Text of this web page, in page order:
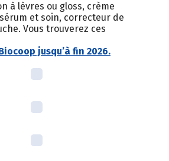
à lèvres ou gloss, crème
et soin, correcteur de
Vous trouverez ces
jusqu’à fin 2026.